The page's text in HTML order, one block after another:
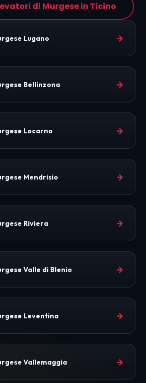
di Murgese in Ticino
Lugano →
Bellinzona →
Locarno →
Mendrisio →
Riviera →
Valle di Blenio →
Leventina →
Vallemaggia →